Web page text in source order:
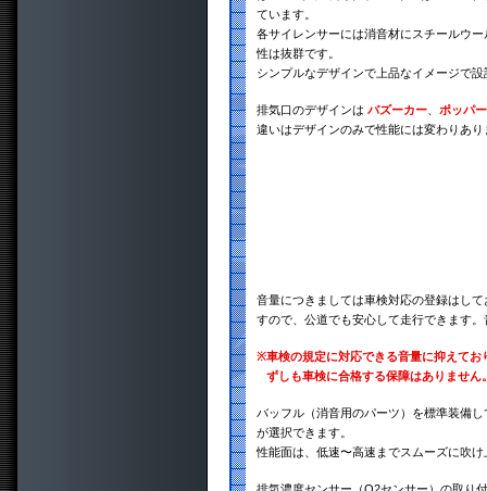
ています。
各サイレンサーには消音材にスチールウ
性は抜群です。
シンプルなデザインで上品なイメージで
排気口のデザインは バズーカー
ポッパー
違いはデザインのみで性能には変わりあ
音量につきましては車検対応の登録はし
すので、公道でも安心して走行できます
※車検の規定に対応できる音量に抑えて
ずしも車検に合格する保障はありませ
バッフル（消音用のパーツ）を標準装備
が選択できます。
性能面は、低速〜高速までスムーズに吹